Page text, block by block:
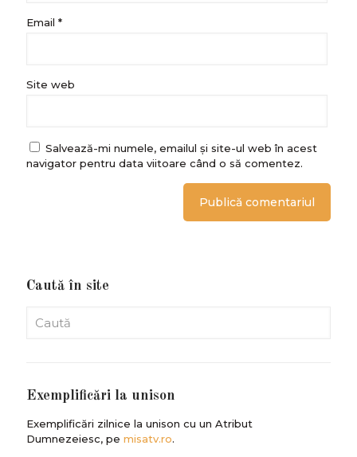
Email *
Site web
Salvează-mi numele, emailul și site-ul web în acest
navigator pentru data viitoare când o să comentez.
Caută în site
Exemplificări la unison
Exemplificări zilnice la unison cu un Atribut
Dumnezeiesc, pe misatv.ro.